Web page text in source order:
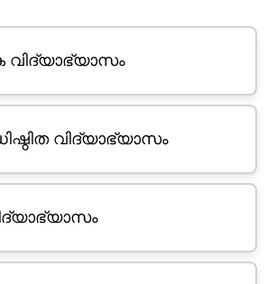
വിദ്യാഭ്യാസം
വിദ്യാഭ്യാസം